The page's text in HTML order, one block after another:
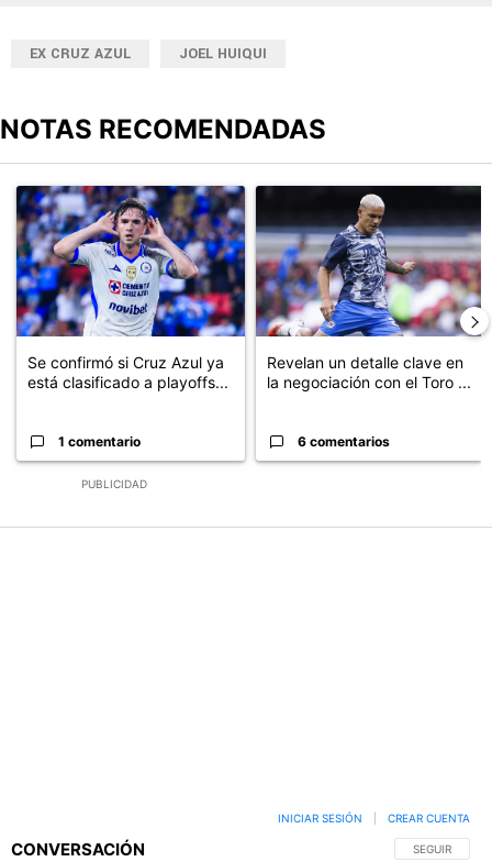
EX CRUZ AZUL JOEL HUIQUI
NOTAS RECOMENDADAS
PUBLICIDAD
Un artículo de tendencia con el título "Se confirmó si Cruz Azul
Se confirmó si Cruz Azul ya
está clasificado a playoffs...
1 comentario
Un artículo de tendencia con
Revelan un detalle clave en
la negociación con el Toro ...
6 comentarios
CONVERSACIÓN SIGA ESTA
SEGUIR
INICIAR SESIÓN CREAR CUENTA